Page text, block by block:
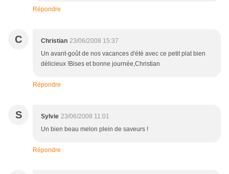
Répondre
C Christian 23/06/2008 15:37
Un avant-goût de nos vacances d'été avec ce petit plat bien
délicieux !Bises et bonne journée,Christian
Répondre
S Sylvie 23/06/2008 11:01
Un bien beau melon plein de saveurs !
Répondre